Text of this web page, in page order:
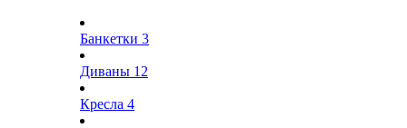
Банкетки 3
Диваны 12
Кресла 4